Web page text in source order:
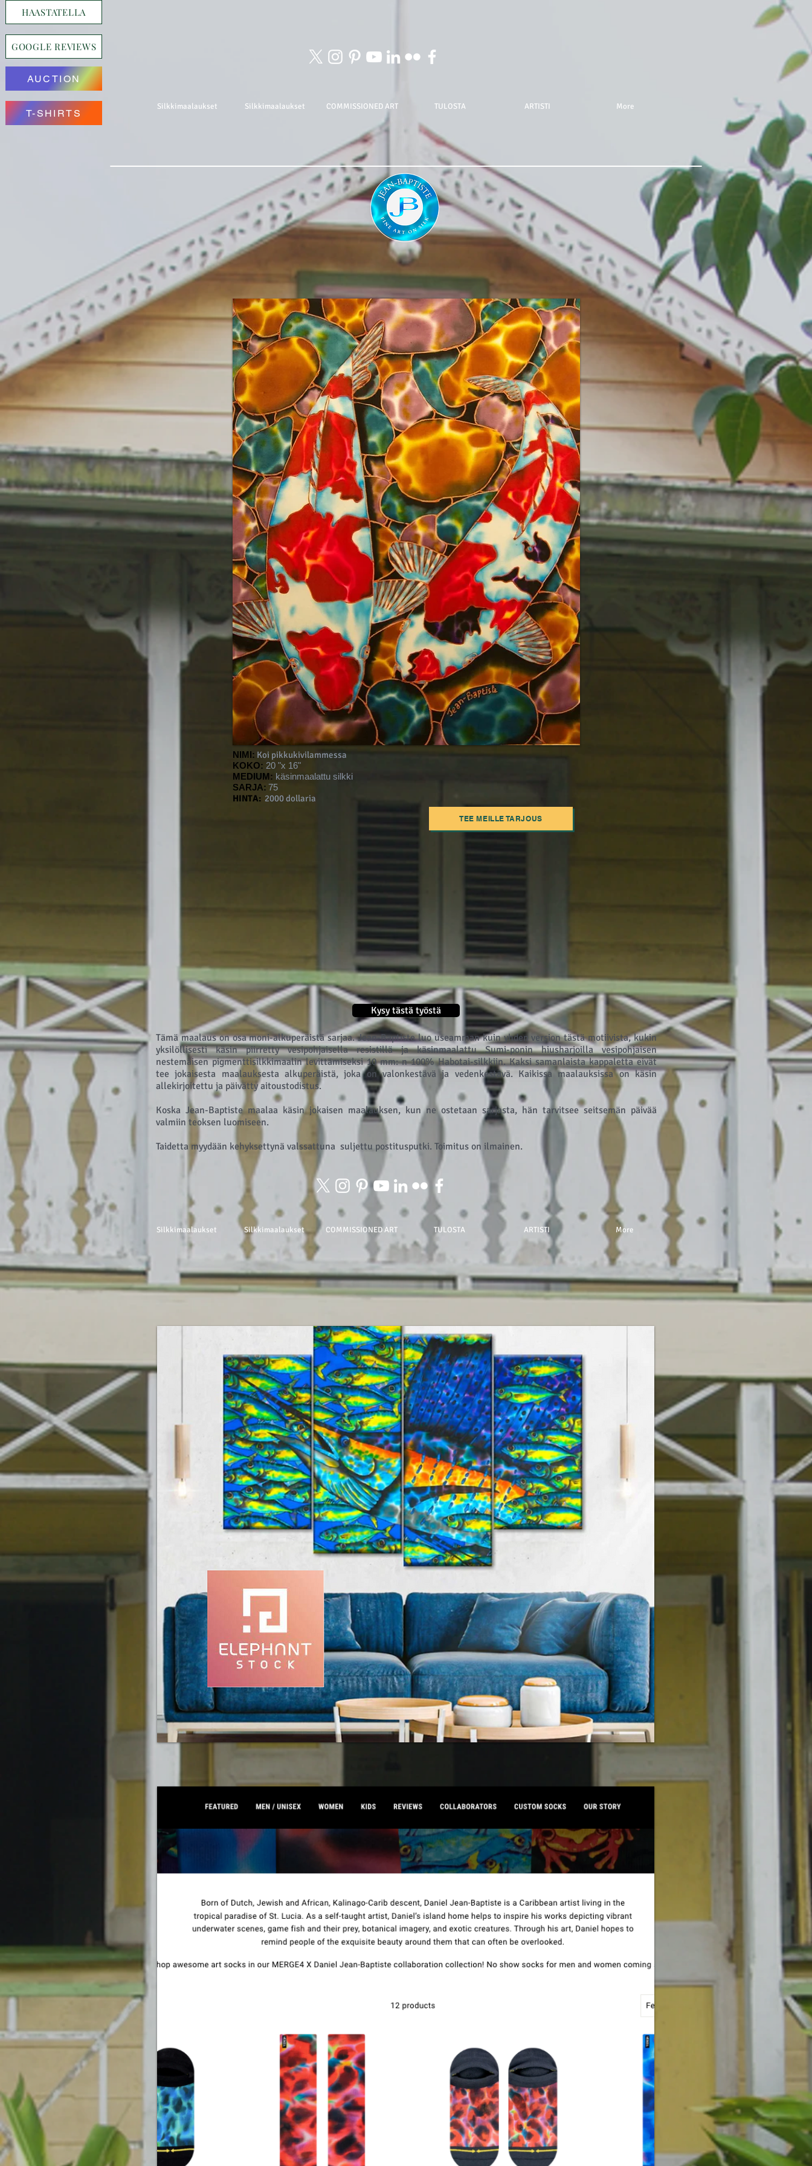
HAASTATELLA
GOOGLE REVIEWS
AUCTION
T-SHIRTS
Silkkimaalaukset Silkkimaalaukset COMMISSIONED ART TULOSTA ARTISTI More
NIMI: Koi pikkukivilammessa
KOKO: 20 "x 16"
MEDIUM: käsinmaalattu silkki
SARJA: 75
HINTA: 2000 dollaria
TEE MEILLE TARJOUS
Kysy tästä työstä
Tämä maalaus on osa moni-alkuperäistä sarjaa. Jean-Baptiste luo useamman kuin yhden version tästä motiivista, kukin
yksilöllisesti käsin piirretty vesipohjaisella resistillä ja käsinmaalattu Sumi-ponin hiusharjoilla vesipohjaisen
nestemäisen pigmenttisilkkimaalin levittämiseksi 10 mm: n 100% Habotai-silkkiin. Kaksi samanlaista kappaletta eivät
tee jokaisesta maalauksesta alkuperäistä, joka on valonkestävä ja vedenkestävä. Kaikissa maalauksissa on käsin
allekirjoitettu ja päivätty aitoustodistus.
Koska Jean-Baptiste maalaa käsin jokaisen maalauksen, kun ne ostetaan sarjasta, hän tarvitsee seitsemän päivää
valmiin teoksen luomiseen.
Taidetta myydään kehyksettynä valssattuna suljettu postitusputki. Toimitus on ilmainen.
Silkkimaalaukset Silkkimaalaukset COMMISSIONED ART TULOSTA ARTISTI More